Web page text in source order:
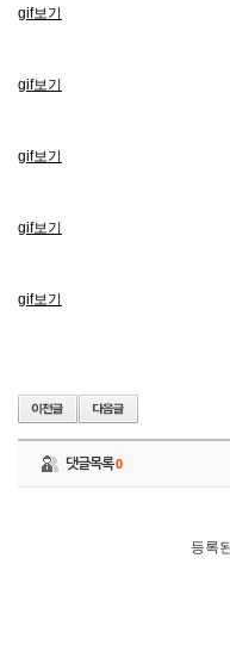
gif보기
gif보기
gif보기
gif보기
gif보기
댓글목록0
등록